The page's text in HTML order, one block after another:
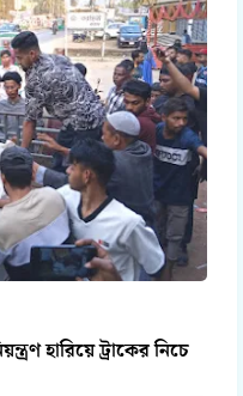
হারিয়ে ট্রাকের নিচে